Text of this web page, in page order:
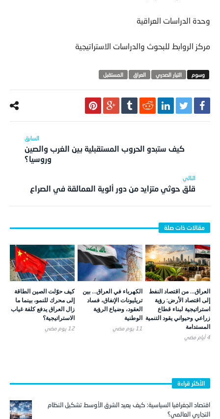
وحدة الدراسات العراقية
مركز الروابط للبحوث والدراسات الاستراتيجية
التيار الصدري العراق المستقبل
كيف ستبدو الحروب المستقبلية بين الغرب والصين
وروسيا؟
قلق حوثي متزايد من دور ألوية العمالقة في الصراع
العراق… من اقتصاد النفط
إلى اقتصاد الأرض: رؤية
استراتيجية لبناء قطاع
زراعي وحيواني يقود التنمية
المستدامة
4 أيام ‎مضي
الكهرباء في العراق… بين
تريليونات الإنفاق، فساد
العقود، وضياع الرؤية
الوطنية
11 يوم ‎مضي
كيف حوّلت الصين الطاقة
إلى محرك للنمو، بينما ما
زال العراق يدفع كلفة غياب
الاستراتيجية؟
12 يوم ‎مضي
الأكثر قراءة
اقتصاد الجغرافيا السياسية: كيف يعيد الشرق الأوسط تشكيل النظام
التجاري العالمي؟